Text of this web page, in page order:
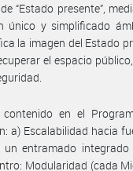
“Estado presente”,
y simplificado
la imagen del Estado
el espacio
en el
a) Escalabilidad hacia
entramado integrado
Modularidad (cada